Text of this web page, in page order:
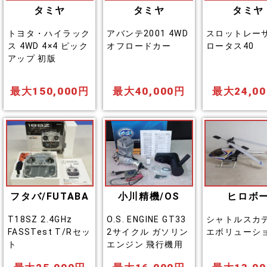
タミヤ
トヨタ・ハイラック
ス 4WD 4×4 ピック
アップ 初版
最大150,000円
タミヤ
アバンテ2001 4WD
オフロードカー
最大40,000円
タミヤ
スロットレー
ロータス40
最大
フタバ/FUTABA
T18SZ 2.4GHz
FASSTest T/Rセッ
ト
小川精機/OS
O.S. ENGINE GT33
2サイクル ガソリン
エンジン 飛行機用
ヒロボ
シャトルスカ
エボリューシ